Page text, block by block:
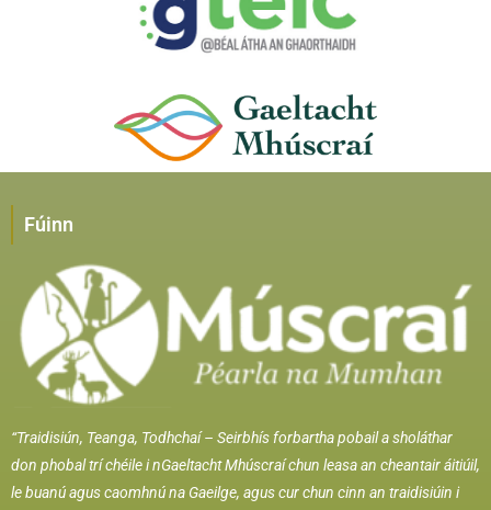
Fúinn
“Traidisiún, Teanga, Todhchaí – Seirbhís forbartha pobail a sholáthar
don phobal trí chéile i nGaeltacht Mhúscraí chun leasa an cheantair áitiúil,
le buanú agus caomhnú na Gaeilge, agus cur chun cinn an traidisiúin i